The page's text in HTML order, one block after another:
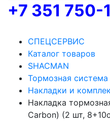
+7 351 750-
СПЕЦСЕРВИС
Каталог товаров
SHACMAN
Тормозная система
Накладки и
Накладка
Carbon) (2 шт,